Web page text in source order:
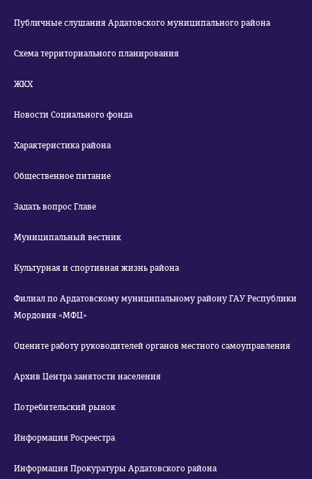
Публичные слушания Ардатовского муниципального района
Схема территориального планирования
ЖКХ
Новости Социального фонда
Характеристика района
Общественное питание
Задать вопрос Главе
Муниципальный вестник
Культурная и спортивная жизнь района
Филиал по Ардатовскому муниципальному району ГАУ Республики
Мордовия «МФЦ»
Оцените работу руководителей органов местного самоуправления
Архив Центра занятости населения
Потребительский рынок
Информация Росреестра
Информация Прокуратуры Ардатовского района